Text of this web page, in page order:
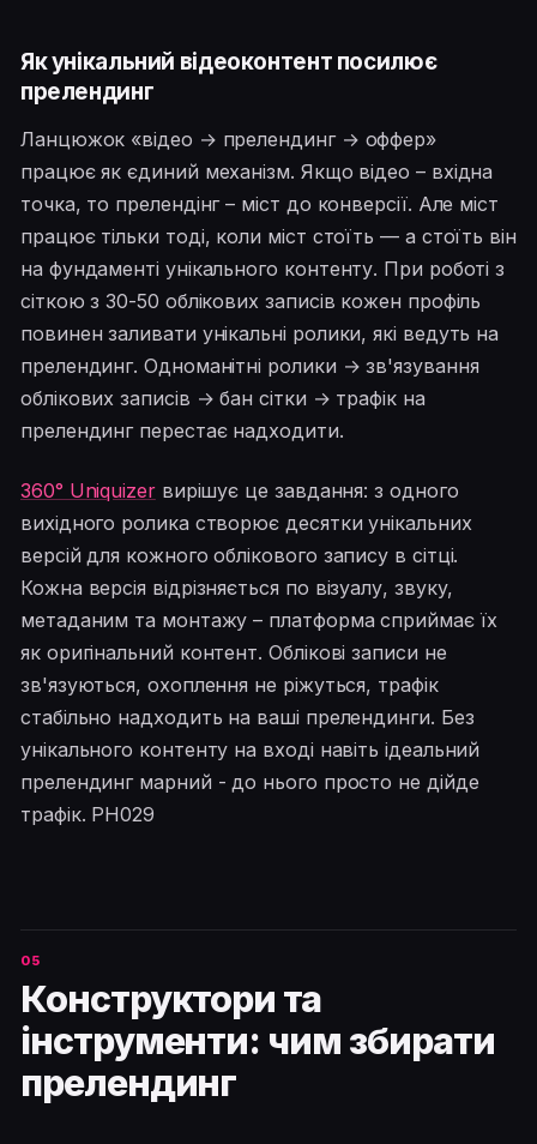
Як унікальний відеоконтент посилює
прелендинг
Ланцюжок «відео → прелендинг → оффер»
працює як єдиний механізм. Якщо відео – вхідна
точка, то прелендінг – міст до конверсії. Але міст
працює тільки тоді, коли міст стоїть — а стоїть він
на фундаменті унікального контенту. При роботі з
сіткою з 30-50 облікових записів кожен профіль
повинен заливати унікальні ролики, які ведуть на
прелендинг. Одноманітні ролики → зв'язування
облікових записів → бан сітки → трафік на
прелендинг перестає надходити.
360° Uniquizerвирішує це завдання: з одного
вихідного ролика створює десятки унікальних
версій для кожного облікового запису в сітці.
Кожна версія відрізняється по візуалу, звуку,
метаданим та монтажу – платформа сприймає їх
як оригінальний контент. Облікові записи не
зв'язуються, охоплення не ріжуться, трафік
стабільно надходить на ваші прелендинги. Без
унікального контенту на вході навіть ідеальний
прелендинг марний - до нього просто не дійде
трафік. PH029
Конструктори та
інструменти: чим збирати
прелендинг